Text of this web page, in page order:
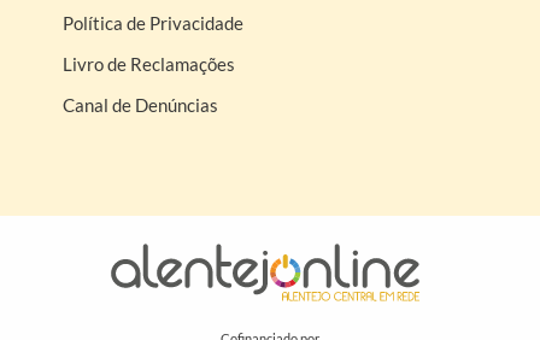
Política de Privacidade
Livro de Reclamações
Canal de Denúncias